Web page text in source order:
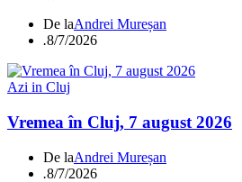
De laAndrei Mureșan
.8/7/2026
Azi in Cluj
Vremea în Cluj, 7 august 2026
De laAndrei Mureșan
.8/7/2026